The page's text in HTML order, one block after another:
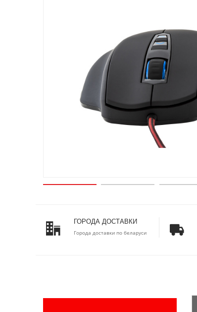
ГОРОДА ДОСТАВКИ
Города доставки по беларуси